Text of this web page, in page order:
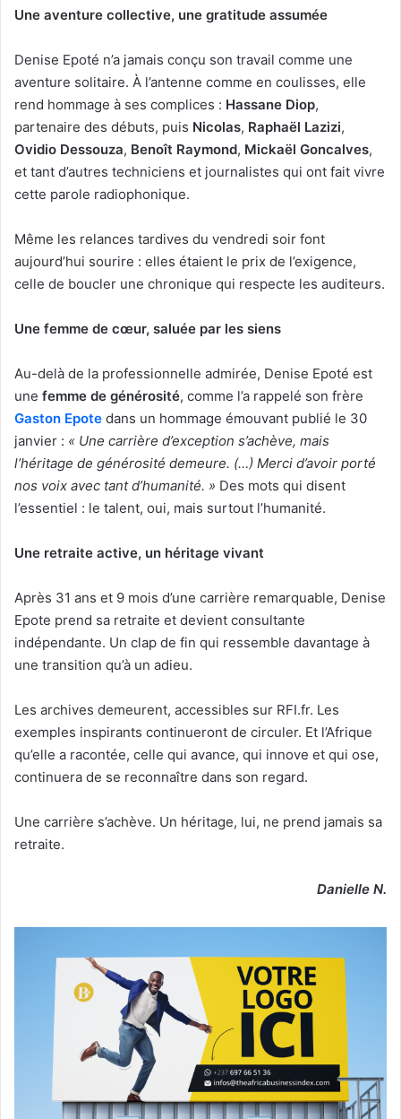
Une aventure collective, une gratitude assumée
Denise Epoté n’a jamais conçu son travail comme une
aventure solitaire. À l’antenne comme en coulisses, elle
rend hommage à ses complices : Hassane Diop,
partenaire des débuts, puis Nicolas, Raphaël Lazizi,
Ovidio Dessouza, Benoît Raymond, Mickaël Goncalves,
et tant d’autres techniciens et journalistes qui ont fait vivre
cette parole radiophonique.
Même les relances tardives du vendredi soir font
aujourd’hui sourire : elles étaient le prix de l’exigence,
celle de boucler une chronique qui respecte les auditeurs.
Une femme de cœur, saluée par les siens
Au-delà de la professionnelle admirée, Denise Epoté est
une femme de générosité, comme l’a rappelé son frère
Gaston Epote dans un hommage émouvant publié le 30
janvier : « Une carrière d’exception s’achève, mais
l’héritage de générosité demeure. (…) Merci d’avoir porté
nos voix avec tant d’humanité. » Des mots qui disent
l’essentiel : le talent, oui, mais surtout l’humanité.
Une retraite active, un héritage vivant
Après 31 ans et 9 mois d’une carrière remarquable, Denise
Epote prend sa retraite et devient consultante
indépendante. Un clap de fin qui ressemble davantage à
une transition qu’à un adieu.
Les archives demeurent, accessibles sur RFI.fr. Les
exemples inspirants continueront de circuler. Et l’Afrique
qu’elle a racontée, celle qui avance, qui innove et qui ose,
continuera de se reconnaître dans son regard.
Une carrière s’achève. Un héritage, lui, ne prend jamais sa
retraite.
Danielle N.